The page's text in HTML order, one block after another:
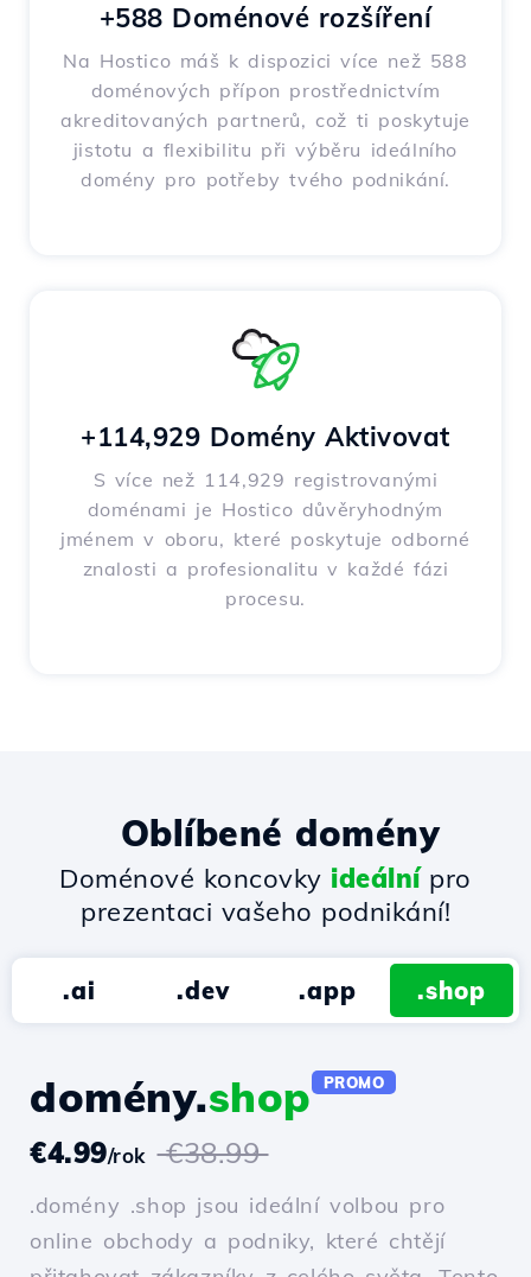
+588 Doménové rozšíření
Na Hostico máš k dispozici více než 588
doménových přípon prostřednictvím
akreditovaných partnerů, což ti poskytuje
jistotu a flexibilitu při výběru ideálního
domény pro potřeby tvého podnikání.
+114,929 Domény Aktivovat
S více než 114,929 registrovanými
doménami je Hostico důvěryhodným
jménem v oboru, které poskytuje odborné
znalosti a profesionalitu v každé fázi
procesu.
Oblíbené domény
Doménové koncovky ideálnípro
prezentaci vašeho podnikání!
.ai .dev .app .shop
domény.shop PROMO
€4.99/rok €38.99
.domény .shop jsou ideální volbou pro
online obchody a podniky, které chtějí